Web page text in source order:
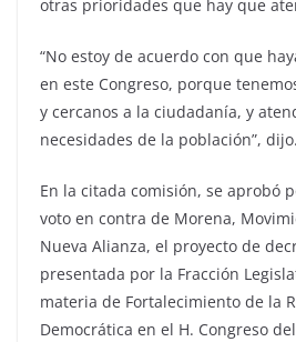
otras prioridades que hay que
“No estoy de acuerdo con que
en este Congreso, porque
y cercanos a la ciudadanía, y
necesidades de la población”, dijo.
En la citada comisión, se aprobó
voto en contra de Morena,
Nueva Alianza, el proyecto de
presentada por la Fracción
materia de Fortalecimiento de la
Democrática en el H. Congreso